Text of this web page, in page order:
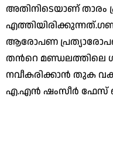
അതിനിടെയാണ് താരം
ആരോപണ
തന്‍റെ മണ്ഡലത്തിലെ
നവീകരിക്കാൻ തുക
എ.എൻ ഷംസീർ ഫേസ്